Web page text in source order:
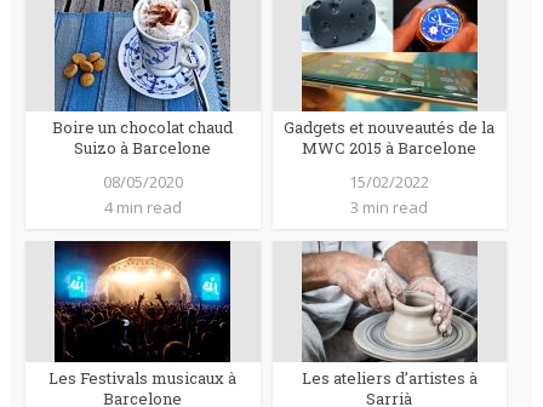
Boire un chocolat chaud
Suizo à Barcelone
08/05/2020
4 min read
Gadgets et nouveautés de la
MWC 2015 à Barcelone
15/02/2022
3 min read
Les Festivals musicaux à
Barcelone
Les ateliers d’artistes à
Sarrià